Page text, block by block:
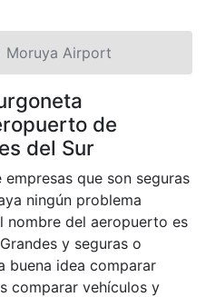
Moruya Airport
de
del Sur
que son seguras
ningún problema
nombre del aeropuerto es
y seguras o
buena idea comparar
comparar vehículos y